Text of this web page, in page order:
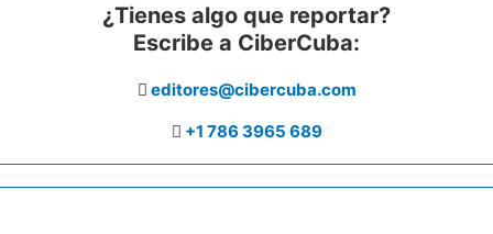
¿Tienes algo que reportar?
Escribe a CiberCuba:
editores@cibercuba.com
+1 786 3965 689